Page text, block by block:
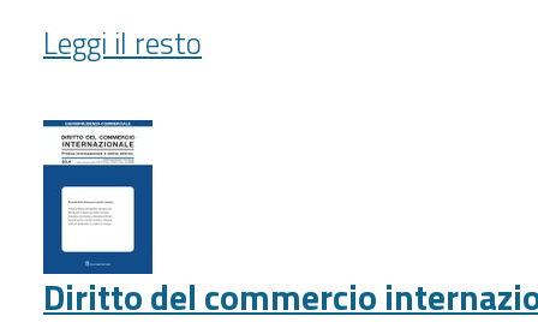
Diritto
del
(2004-
2008)
Leggi il resto
Diritto del commercio